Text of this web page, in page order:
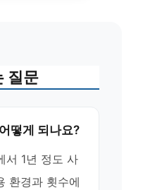
질문
떻게 되나요?
서 1년 정도 사
환경과 횟수에